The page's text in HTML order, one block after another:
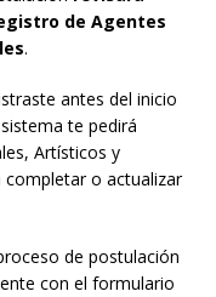
de Agentes
.
antes del inicio
te pedirá
Artísticos y
completar o actualizar
de postulación
con el formulario